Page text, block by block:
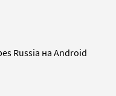
Russia на Android